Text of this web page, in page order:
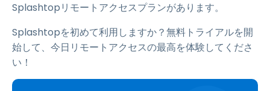
Splashtopリモートアクセスプランがあります。
Splashtopを初めて利用しますか？無料トライアルを開
始して、今日リモートアクセスの最高を体験してくださ
い！